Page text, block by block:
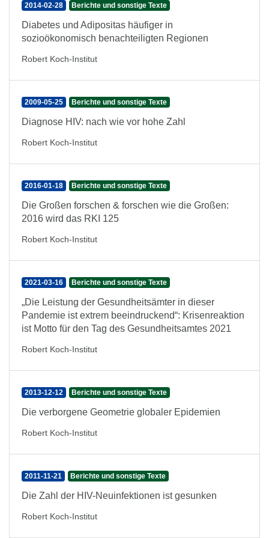
2014-02-28 Berichte und sonstige Texte
Diabetes und Adipositas häufiger in
sozioökonomisch benachteiligten Regionen
Robert Koch-Institut
2009-05-25 Berichte und sonstige Texte
Diagnose HIV: nach wie vor hohe Zahl
Robert Koch-Institut
2016-01-18 Berichte und sonstige Texte
Die Großen forschen & forschen wie die Großen:
2016 wird das RKI 125
Robert Koch-Institut
2021-03-16 Berichte und sonstige Texte
„Die Leistung der Gesundheitsämter in dieser
Pandemie ist extrem beeindruckend“: Krisenreaktion
ist Motto für den Tag des Gesundheitsamtes 2021
Robert Koch-Institut
2013-12-12 Berichte und sonstige Texte
Die verborgene Geometrie globaler Epidemien
Robert Koch-Institut
2011-11-21 Berichte und sonstige Texte
Die Zahl der HIV-Neuinfektionen ist gesunken
Robert Koch-Institut